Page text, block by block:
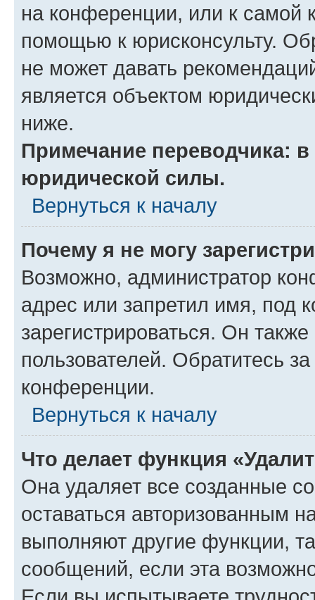
на конференции, или к самой
помощью к юрисконсульту.
не может давать
является объектом
ниже.
Примечание переводчика:
юридической силы.
Вернуться к началу
Почему я не могу
Возможно, администратор
адрес или запретил имя, под
зарегистрироваться. Он
пользователей. Обратитесь
конференции.
Вернуться к началу
Что делает функция
Она удаляет все созданные
оставаться авторизованным
выполняют другие функции,
сообщений, если эта